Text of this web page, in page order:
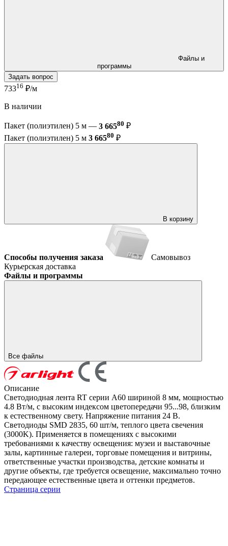
программы
Задать вопрос
73316 ₽/м
В наличии
Пакет (полиэтилен) 5 м — 3 66580 ₽
Пакет (полиэтилен) 5 м 3 66580 ₽
В корзину
Способы получения заказа
Самовывоз
Курьерская доставка
Файлы и программы
Все файлы
Описание
Светодиодная лента RT серии A60 шириной 8 мм, мощностью
4.8 Вт/м, с высоким индексом цветопередачи 95...98, близким
к естественному свету. Напряжение питания 24 В.
Светодиоды SMD 2835, 60 шт/м, теплого цвета свечения
(3000K). Применяется в помещениях с высокими
требованиями к качеству освещения: музеи и выставочные
залы, картинные галереи, торговые помещения и витрины,
ответственные участки производства, детские комнаты и
другие объекты, где требуется освещение, максимально точно
передающее естественные цвета и оттенки предметов.
Страница серии